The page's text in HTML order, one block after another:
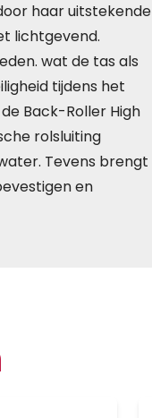
haar uitstekende
lichtgevend.
wat de tas als
tijdens het
Back-Roller High
rolsluiting
Tevens brengt
en